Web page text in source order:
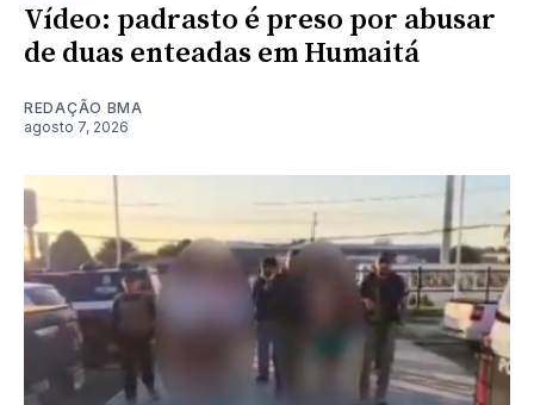
Vídeo: padrasto é preso por abusar
de duas enteadas em Humaitá
REDAÇÃO BMA
agosto 7, 2026